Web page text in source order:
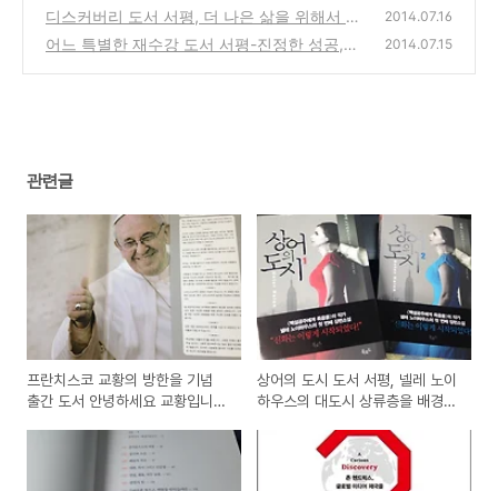
(0)
로 이노베이션의 행복한 직장만들기 방법
(0)
디스커버리 도서 서평, 더 나은 삶을 위해서 우
리에게 필요한것은 무엇일까?
(0)
2014.07.16
어느 특별한 재수강 도서 서평-진정한 성공,행
2014.07.15
관련글
프란치스코 교황의 방한을 기념
출간 도서 안녕하세요 교황입니다
상어의 도시 도서 서평, 넬레 노이
하우스의 대도시 상류층을 배경으